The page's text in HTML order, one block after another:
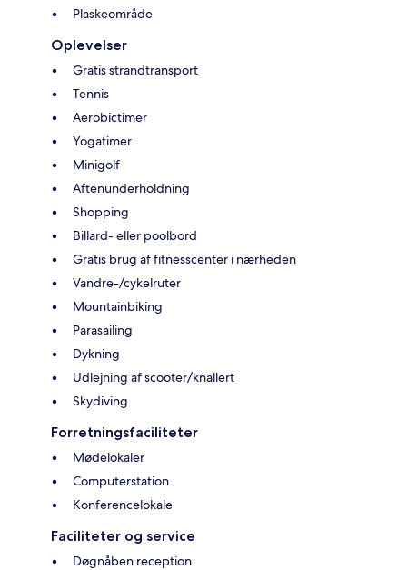
Plaskeområde
Oplevelser
Gratis strandtransport
Tennis
Aerobictimer
Yogatimer
Minigolf
Aftenunderholdning
Shopping
Billard- eller poolbord
Gratis brug af fitnesscenter i nærheden
Vandre-/cykelruter
Mountainbiking
Parasailing
Dykning
Udlejning af scooter/knallert
Skydiving
Forretningsfaciliteter
Mødelokaler
Computerstation
Konferencelokale
Faciliteter og service
Døgnåben reception